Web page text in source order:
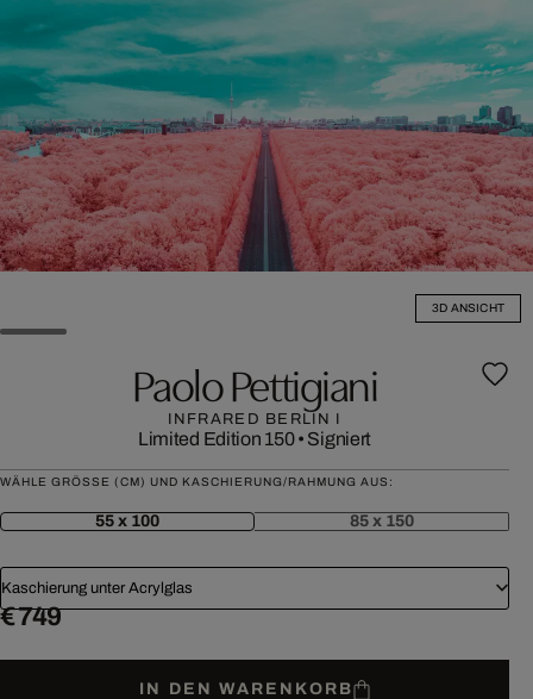
3D ANSICHT
Paolo Pettigiani
INFRARED BERLIN I
Limited Edition 150• Signiert
WÄHLE GRÖSSE (CM) UND KASCHIERUNG/RAHMUNG AUS:
55 x 100 85 x 150
Kaschierung unter Acrylglas
€ 749
IN DEN WARENKORB